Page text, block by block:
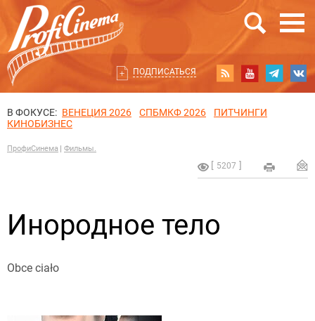
ПОДПИСАТЬСЯ
В ФОКУСЕ: ВЕНЕЦИЯ 2026 СПБМКФ 2026
ПИТЧИНГИ
КИНОБИЗНЕС
ПрофиСинема Фильмы.
5207
Инородное тело
Obce ciało